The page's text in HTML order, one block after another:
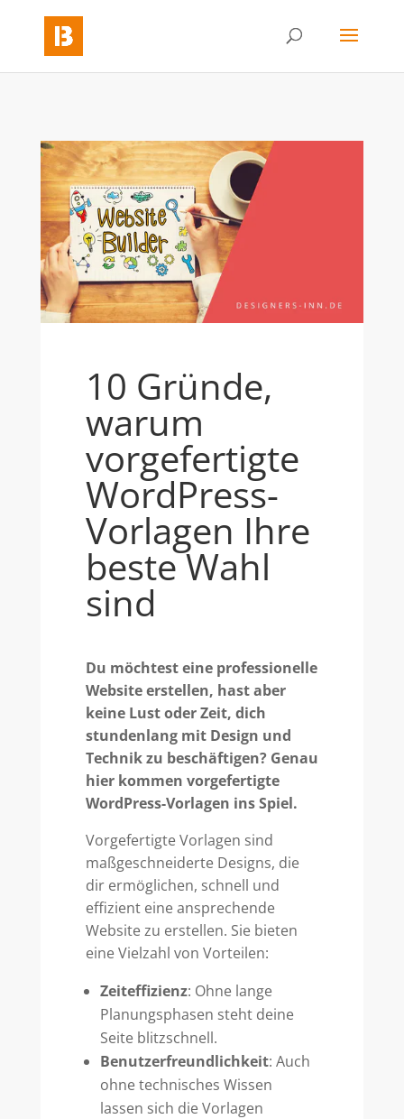
10 Gründe,
warum
vorgefertigte
WordPress-
Vorlagen Ihre
beste Wahl
sind
Du möchtest eine professionelle
Website erstellen, hast aber
keine Lust oder Zeit, dich
stundenlang mit Design und
Technik zu beschäftigen? Genau
hier kommen vorgefertigte
WordPress-Vorlagen ins Spiel.
Vorgefertigte Vorlagen sind
maßgeschneiderte Designs, die
dir ermöglichen, schnell und
effizient eine ansprechende
Website zu erstellen. Sie bieten
eine Vielzahl von Vorteilen:
Zeiteffizienz: Ohne lange
Planungsphasen steht deine
Seite blitzschnell.
Benutzerfreundlichkeit: Auch
ohne technisches Wissen
lassen sich die Vorlagen